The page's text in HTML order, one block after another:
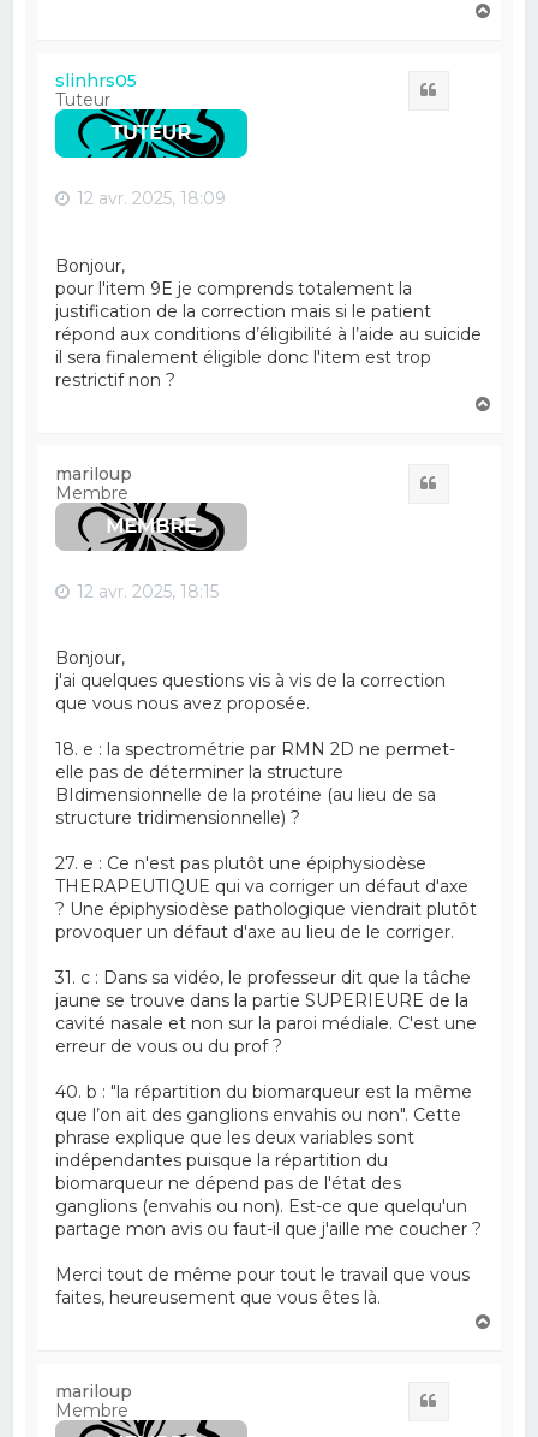
slinhrs05
Tuteur
12 avr. 2025, 18:09
Bonjour,
pour l'item 9E je comprends totalement la
justification de la correction mais si le patient
répond aux conditions d’éligibilité à l’aide au suicide
il sera finalement éligible donc l'item est trop
restrictif non ?
mariloup
Membre
12 avr. 2025, 18:15
Bonjour,
j'ai quelques questions vis à vis de la correction
que vous nous avez proposée.
18. e : la spectrométrie par RMN 2D ne permet-
elle pas de déterminer la structure
BIdimensionnelle de la protéine (au lieu de sa
structure tridimensionnelle) ?
27. e : Ce n'est pas plutôt une épiphysiodèse
THERAPEUTIQUE qui va corriger un défaut d'axe
? Une épiphysiodèse pathologique viendrait plutôt
provoquer un défaut d'axe au lieu de le corriger.
31. c : Dans sa vidéo, le professeur dit que la tâche
jaune se trouve dans la partie SUPERIEURE de la
cavité nasale et non sur la paroi médiale. C'est une
erreur de vous ou du prof ?
40. b : "la répartition du biomarqueur est la même
que l’on ait des ganglions envahis ou non". Cette
phrase explique que les deux variables sont
indépendantes puisque la répartition du
biomarqueur ne dépend pas de l'état des
ganglions (envahis ou non). Est-ce que quelqu'un
partage mon avis ou faut-il que j'aille me coucher ?
Merci tout de même pour tout le travail que vous
faites, heureusement que vous êtes là.
mariloup
Membre